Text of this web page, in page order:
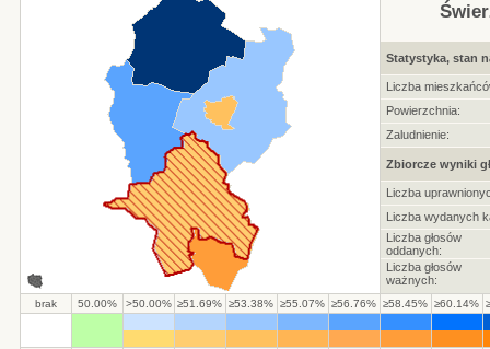
Statystyka, stan
Liczba
Powierzchnia:
Zaludnienie:
Zbiorcze wyniki
Liczba
Liczba wydanych
Liczba głosów
oddanych:
Liczba głosów
ważnych:
brak 50.00% >50.00% ≥51.69% ≥53.38% ≥55.07% ≥56.76% ≥58.45% ≥60.14%